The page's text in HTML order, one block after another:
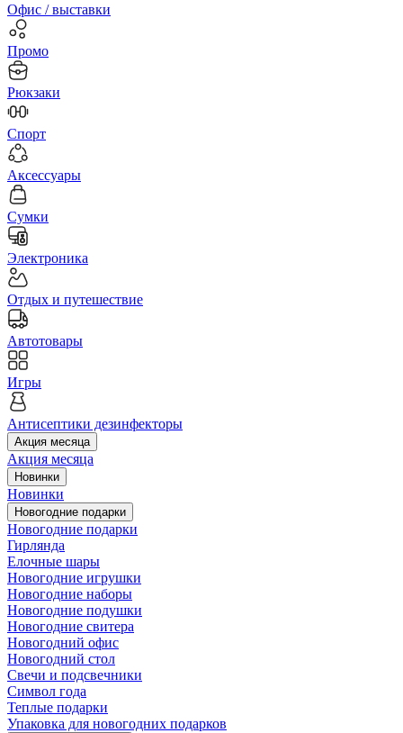
Офис / выставки
Промо
Рюкзаки
Спорт
Аксессуары
Сумки
Электроника
Отдых и путешествие
Автотовары
Игры
Антисептики дезинфекторы
Акция месяца
Акция месяца
Новинки
Новинки
Новогодние подарки
Новогодние подарки
Гирлянда
Елочные шары
Новогодние игрушки
Новогодние наборы
Новогодние подушки
Новогодние свитера
Новогодний офис
Новогодний стол
Свечи и подсвечники
Символ года
Теплые подарки
Упаковка для новогодних подарков